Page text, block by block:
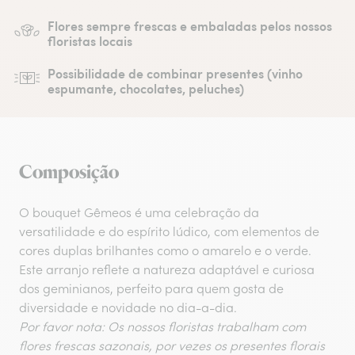
Flores sempre frescas e embaladas pelos nossos
floristas locais
Possibilidade de combinar presentes (vinho
espumante, chocolates, peluches)
Composição
O bouquet Gêmeos é uma celebração da
versatilidade e do espírito lúdico, com elementos de
cores duplas brilhantes como o amarelo e o verde.
Este arranjo reflete a natureza adaptável e curiosa
dos geminianos, perfeito para quem gosta de
diversidade e novidade no dia-a-dia.
Por favor nota: Os nossos floristas trabalham com
flores frescas sazonais, por vezes os presentes florais